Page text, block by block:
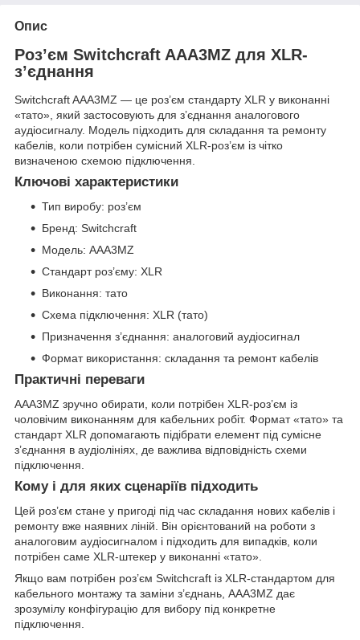
Опис
Роз’єм Switchcraft AAA3MZ для XLR-
з’єднання
Switchcraft AAA3MZ — це роз’єм стандарту XLR у виконанні
«тато», який застосовують для з’єднання аналогового
аудіосигналу. Модель підходить для складання та ремонту
кабелів, коли потрібен сумісний XLR-роз’єм із чітко
визначеною схемою підключення.
Ключові характеристики
Тип виробу: роз’єм
Бренд: Switchcraft
Модель: AAA3MZ
Стандарт роз’єму: XLR
Виконання: тато
Схема підключення: XLR (тато)
Призначення з’єднання: аналоговий аудіосигнал
Формат використання: складання та ремонт кабелів
Практичні переваги
AAA3MZ зручно обирати, коли потрібен XLR-роз’єм із
чоловічим виконанням для кабельних робіт. Формат «тато» та
стандарт XLR допомагають підібрати елемент під сумісне
з’єднання в аудіолініях, де важлива відповідність схеми
підключення.
Кому і для яких сценаріїв підходить
Цей роз’єм стане у пригоді під час складання нових кабелів і
ремонту вже наявних ліній. Він орієнтований на роботи з
аналоговим аудіосигналом і підходить для випадків, коли
потрібен саме XLR-штекер у виконанні «тато».
Якщо вам потрібен роз’єм Switchcraft із XLR-стандартом для
кабельного монтажу та заміни з’єднань, AAA3MZ дає
зрозумілу конфігурацію для вибору під конкретне
підключення.